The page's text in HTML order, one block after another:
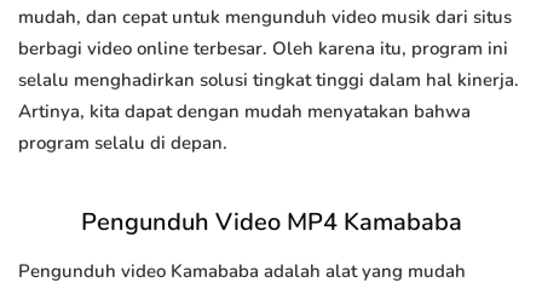
mudah, dan cepat untuk mengunduh video musik dari situs
berbagi video online terbesar. Oleh karena itu, program ini
selalu menghadirkan solusi tingkat tinggi dalam hal kinerja.
Artinya, kita dapat dengan mudah menyatakan bahwa
program selalu di depan.
Pengunduh Video MP4 Kamababa
Pengunduh video Kamababa adalah alat yang mudah